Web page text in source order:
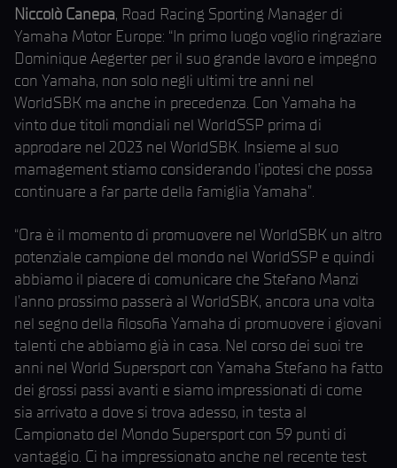
Niccolò Canepa, Road Racing Sporting Manager di
Yamaha Motor Europe: “In primo luogo voglio ringraziare
Dominique Aegerter per il suo grande lavoro e impegno
con Yamaha, non solo negli ultimi tre anni nel
WorldSBK ma anche in precedenza. Con Yamaha ha
vinto due titoli mondiali nel WorldSSP prima di
approdare nel 2023 nel WorldSBK. Insieme al suo
mamagement stiamo considerando l’ipotesi che possa
continuare a far parte della famiglia Yamaha”.
“Ora è il momento di promuovere nel WorldSBK un altro
potenziale campione del mondo nel WorldSSP e quindi
abbiamo il piacere di comunicare che Stefano Manzi
l’anno prossimo passerà al WorldSBK, ancora una volta
nel segno della filosofia Yamaha di promuovere i giovani
talenti che abbiamo già in casa. Nel corso dei suoi tre
anni nel World Supersport con Yamaha Stefano ha fatto
dei grossi passi avanti e siamo impressionati di come
sia arrivato a dove si trova adesso, in testa al
Campionato del Mondo Supersport con 59 punti di
vantaggio. Ci ha impressionato anche nel recente test